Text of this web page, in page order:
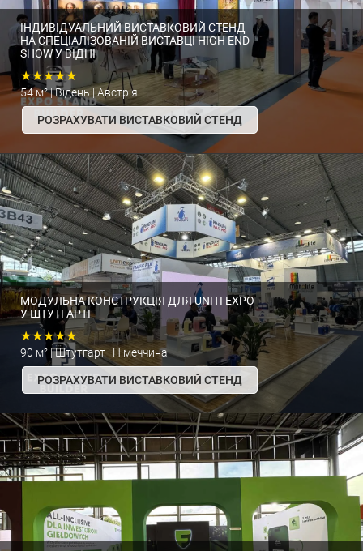
ІНДИВІДУАЛЬНИЙ ВИСТАВКОВИЙ СТЕНД
НА СПЕЦІАЛІЗОВАНІЙ ВИСТАВЦІ HIGH END
SHOW У ВІДНІ
★★★★★
54 м² | Відень | Австрія
РОЗРАХУВАТИ ВИСТАВКОВИЙ СТЕНД
МОДУЛЬНА КОНСТРУКЦІЯ ДЛЯ UNITI EXPO
У ШТУТГАРТІ
★★★★★
90 м² | Штутгарт | Німеччина
РОЗРАХУВАТИ ВИСТАВКОВИЙ СТЕНД